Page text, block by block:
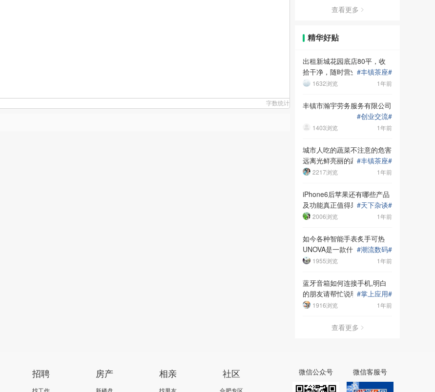
字数统计
查看更多
精华好贴
出租新城花园底店80平，收
拾干净，随时营业#丰镇茶座#
1年前
1632浏览
丰镇市瀚宇劳务服务有限公司
#创业交流#
1年前
1403浏览
城市人吃的蔬菜不注意的危害
远离光鲜亮丽的蔬菜水潜在危
害
#丰镇茶座#
1年前
2217浏览
iPhone6后苹果还有哪些产品
及功能真正值得果粉们期待？
#天下杂谈#
1年前
2006浏览
如今各种智能手表炙手可热
UNOVA是一款什么样的智能
手表？
#潮流数码#
1年前
1955浏览
蓝牙音箱如何连接手机,明白
的朋友请帮忙说明一下如何设
置
#掌上应用#
1年前
1916浏览
查看更多
招聘
找工作
房产
新楼盘
相亲
找男友
社区
合肥专区
微信公众号 微信客服号